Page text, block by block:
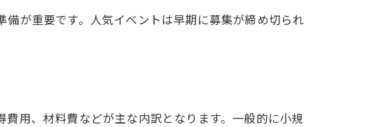
が重要です。人気イベントは早期に募集が締め切られ
用、材料費などが主な内訳となります。一般的に小規